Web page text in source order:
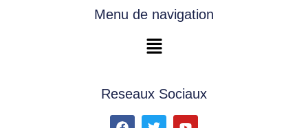
Menu de navigation
Reseaux Sociaux